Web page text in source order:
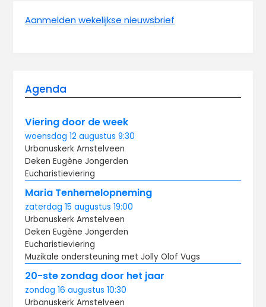
Aanmelden wekelijkse nieuwsbrief
Agenda
Viering door de week
woensdag 12 augustus9:30
Urbanuskerk Amstelveen
Deken Eugène Jongerden
Eucharistieviering
Maria Tenhemelopneming
zaterdag 15 augustus19:00
Urbanuskerk Amstelveen
Deken Eugène Jongerden
Eucharistieviering
Muzikale ondersteuning met Jolly Olof Vugs
20-ste zondag door het jaar
zondag 16 augustus10:30
Urbanuskerk Amstelveen